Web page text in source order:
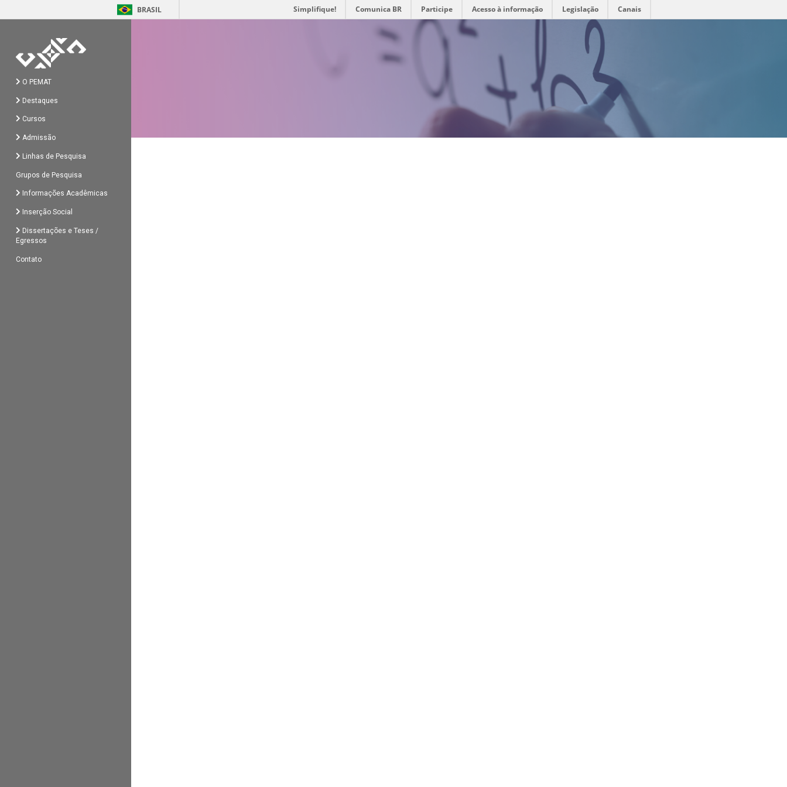
BRASIL Simplifique! Comunica BR Participe Acesso à informação Legislação Canais
O PEMAT
Destaques
Cursos
Admissão
Linhas de Pesquisa
Grupos de Pesquisa
Informações Acadêmicas
Inserção Social
Dissertações e Teses /
Egressos
Contato